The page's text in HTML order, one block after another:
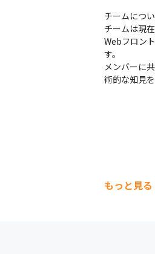
チームにつ
チームは現
Webフロン
す。
メンバーに
術的な知見
もっと見る